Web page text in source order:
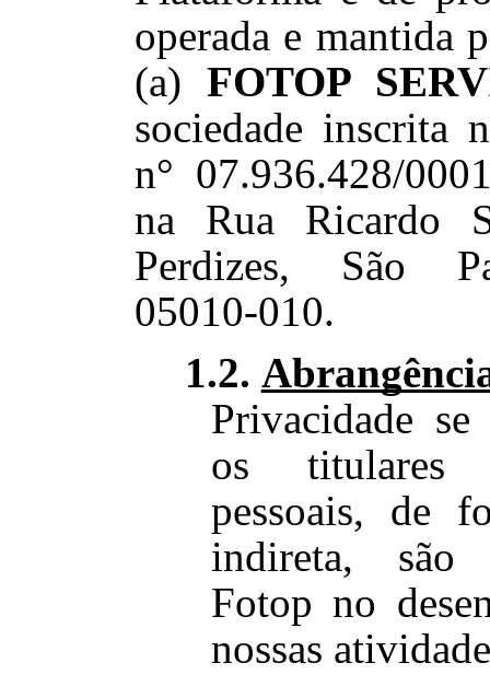
operada e mantida
(a)FOTOP
sociedade inscrita
n° 07.936.428/
na Rua Ricardo
Perdizes, São
05010-010.
1.2.
Privacidade
os titulares
pessoais, de
indireta, são
Fotop no
nossas